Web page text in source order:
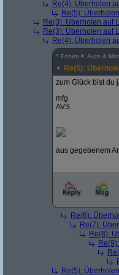
Re(4): Überholen
Re(5):
Re(3): Überholen auf
Re(3): Überholen auf
Re(4): Überholen
^ Forum Auto &
Re(5):
zum Glück bist du
mfg
AVS
aus gegebenem
Re(6):
Re(7):
Re(8):
Re(5):